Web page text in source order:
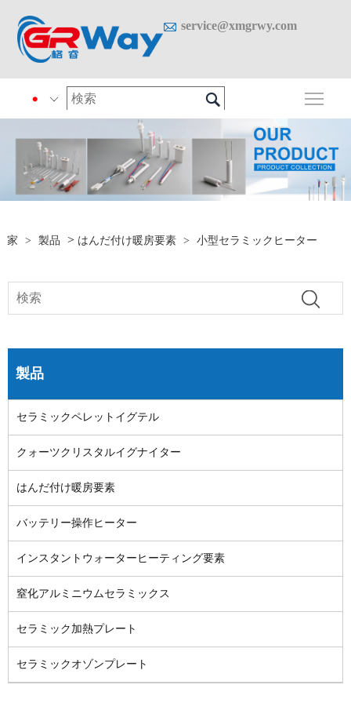
 service@xmgrwy.com
 
家 > 製品 > はんだ付け暖房要素 > 小型セラミックヒーター
製品
セラミックペレットイグテル
クォーツクリスタルイグナイター
はんだ付け暖房要素
バッテリー操作ヒーター
インスタントウォーターヒーティング要素
窒化アルミニウムセラミックス
セラミック加熱プレート
セラミックオゾンプレート